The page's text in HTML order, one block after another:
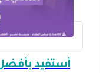
أستفيد